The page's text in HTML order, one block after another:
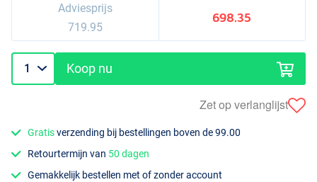
Adviesprijs
719.95
698.35
Koop nu
Zet op verlanglijst
Gratisverzending bij bestellingen boven de 99.00
Retourtermijn van 50 dagen
Gemakkelijk bestellen met of zonder account